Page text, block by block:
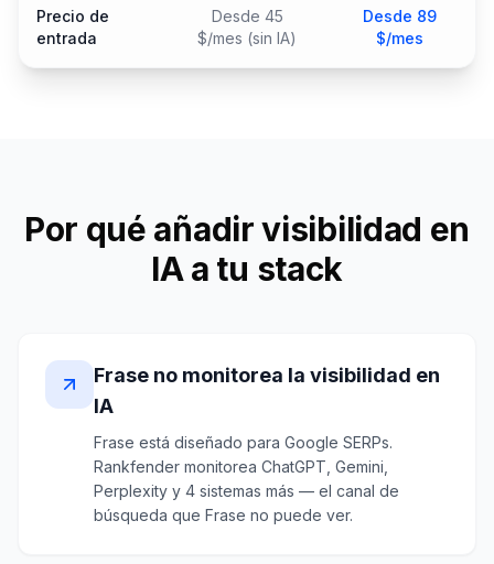
Precio de
entrada
Desde 45
$/mes (sin IA)
Desde 89
$/mes
Por qué añadir visibilidad en
IA a tu stack
Frase no monitorea la visibilidad en
IA
Frase está diseñado para Google SERPs.
Rankfender monitorea ChatGPT, Gemini,
Perplexity y 4 sistemas más — el canal de
búsqueda que Frase no puede ver.